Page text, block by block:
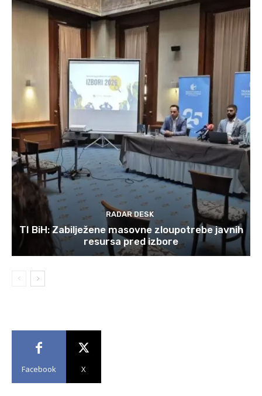
RADAR DESK
TI BiH: Zabilježene masovne zloupotrebe javnih
resursa pred izbore
Facebook X